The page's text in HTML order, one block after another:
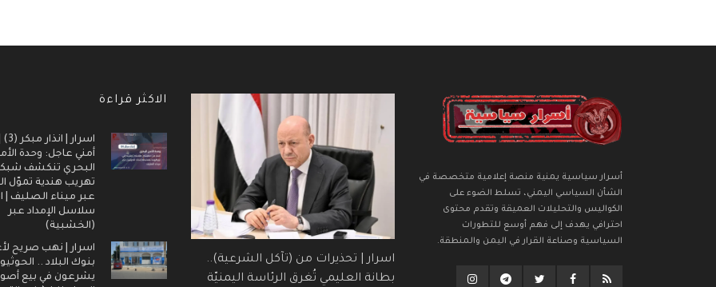
أسرار سياسية يمنية منصة إعلامية متخصصة في
الشأن السياسي اليمني، تسلط الضوء على
الكواليس والتحليلات العميقة وتقدم محتوى
احترافي يهدف إلى فهم أوسع للتطورات
السياسية وصناعة القرار في اليمن والمنطقة.
اسرار | تحذيرات من (تآكل الشرعية)..
بطانة العليمي تُغرق الرئاسة اليمنيّة
الاكثر قراءة
أمني عاجل: وحدة
البحري تنكشف
تهريب هندية تموّل
عبر ميناء الصليف |
سلاسل الإمداد عبر
(الخشبية)
اسرار | نهب صريح
بنوك البلاد ..
يشرعون في بيع